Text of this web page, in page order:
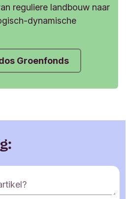
reguliere landbouw naar
dynamische
Groenfonds